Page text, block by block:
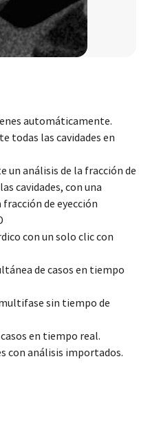
automáticamente.
todas las cavidades en
un análisis de la fracción de
cavidades, con una
de eyección
con un solo clic con
de casos en tiempo
sin tiempo de
en tiempo real.
con análisis importados.